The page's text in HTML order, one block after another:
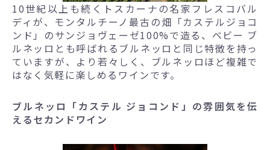
10世紀以上も続くトスカーナの名家フレスコバル
ディが、モンタルチーノ最古の畑「カステルジョコ
ンド」のサンジョヴェーゼ100%で造る、ベビー ブ
ルネッロとも呼ばれるブルネッロと同じ特徴を持っ
ていますが、より若々しく、ブルネッロほど複雑で
はなく気軽に楽しめるワインです。
ブルネッロ「カステル ジョコンド」の雰囲気を伝
えるセカンドワイン